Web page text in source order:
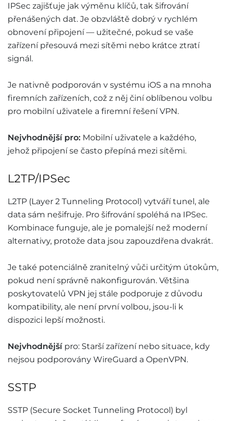
IPSec zajišťuje jak výměnu klíčů, tak šifrování
přenášených dat. Je obzvláště dobrý v rychlém
obnovení připojení — užitečné, pokud se vaše
zařízení přesouvá mezi sítěmi nebo krátce ztratí
signál.
Je nativně podporován v systému iOS a na mnoha
firemních zařízeních, což z něj činí oblíbenou volbu
pro mobilní uživatele a firemní řešení VPN.
Nejvhodnější pro: Mobilní uživatele a každého,
jehož připojení se často přepíná mezi sítěmi.
L2TP/IPSec
L2TP (Layer 2 Tunneling Protocol) vytváří tunel, ale
data sám nešifruje. Pro šifrování spoléhá na IPSec.
Kombinace funguje, ale je pomalejší než moderní
alternativy, protože data jsou zapouzdřena dvakrát.
Je také potenciálně zranitelný vůči určitým útokům,
pokud není správně nakonfigurován. Většina
poskytovatelů VPN jej stále podporuje z důvodu
kompatibility, ale není první volbou, jsou-li k
dispozici lepší možnosti.
Nejvhodnější pro: Starší zařízení nebo situace, kdy
nejsou podporovány WireGuard a OpenVPN.
SSTP
SSTP (Secure Socket Tunneling Protocol) byl